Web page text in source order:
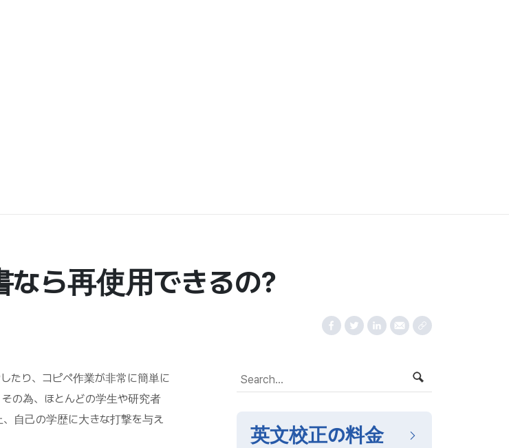
ら再使用できるの?
たり、コピペ作業が非常に簡単に
の為、ほとんどの学生や研究者
自己の学歴に大きな打撃を与え
英文校正の料金